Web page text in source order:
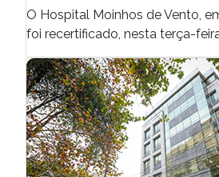
O Hospital Moinhos de Vento,
foi recertificado, nesta terça-